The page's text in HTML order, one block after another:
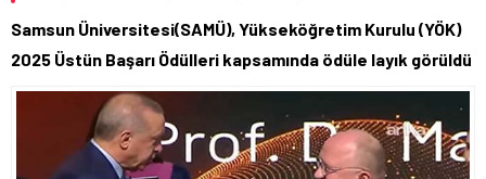
55,1881
Samsun Üniversitesi(SAMÜ), Yükseköğretim Kurulu (YÖK)
2025 Üstün Başarı Ödülleri kapsamında ödüle layık görüldü